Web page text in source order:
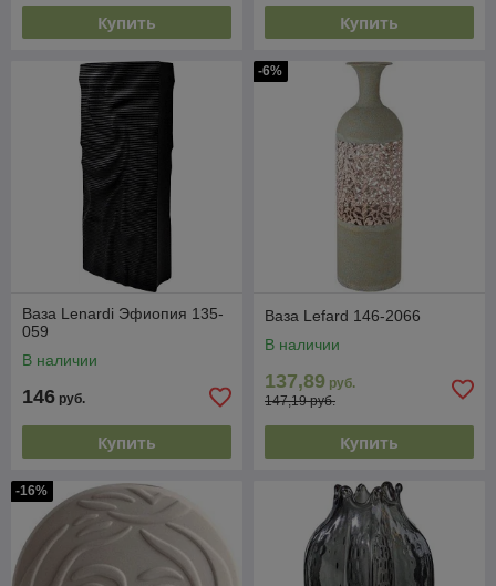
Купить Купить
Ваза Lenardi Эфиопия 135-
059
В наличии
146 руб.
Купить
-6%
Ваза Lefard 146-2066
В наличии
137,89 руб.
147,19 руб.
Купить
-16%